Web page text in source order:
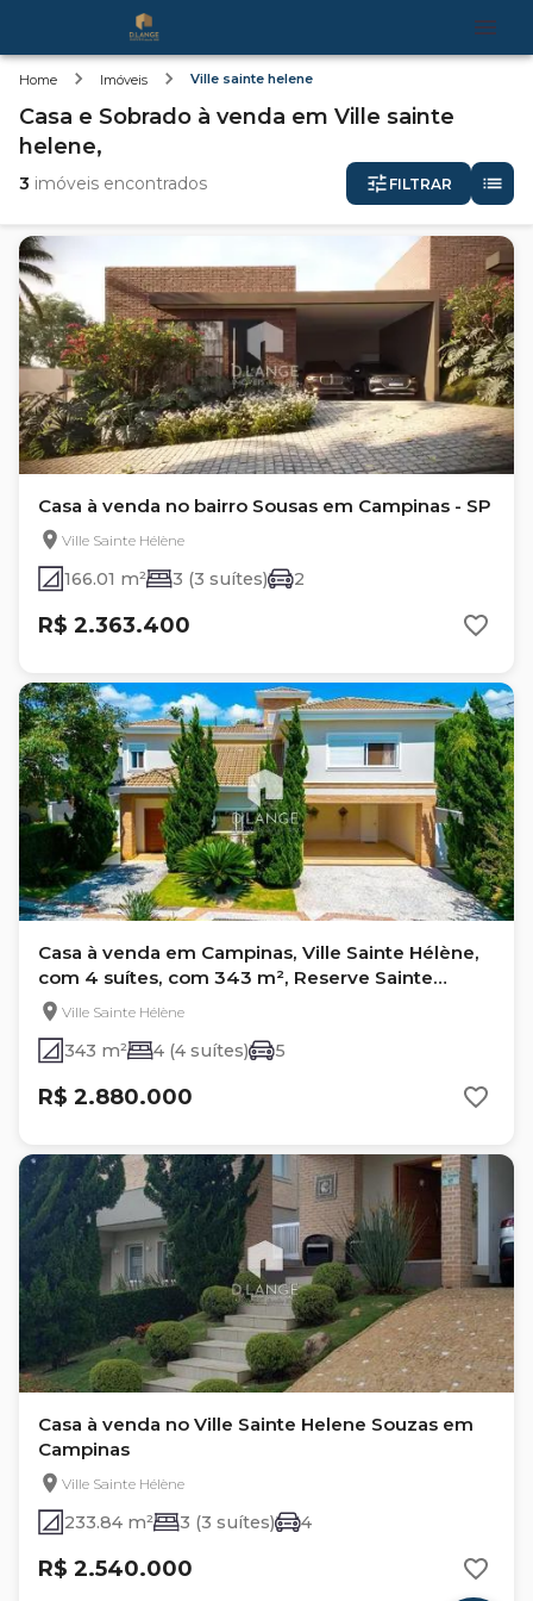
Home Imóveis Ville sainte helene
Casa e Sobrado à venda em Ville sainte
helene,
3 imóveis encontrados FILTRAR
Casa à venda no bairro Sousas em Campinas - SP
Ville Sainte Hélène
166.01 m² 3 (3 suítes) 2
R$ 2.363.400
Casa à venda em Campinas, Ville Sainte Hélène,
com 4 suítes, com 343 m², Reserve Sainte
Helene
Ville Sainte Hélène
343 m² 4 (4 suítes) 5
R$ 2.880.000
Casa à venda no Ville Sainte Helene Souzas em
Campinas
Ville Sainte Hélène
233.84 m² 3 (3 suítes) 4
R$ 2.540.000